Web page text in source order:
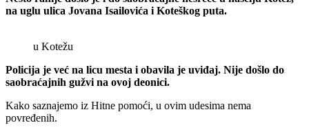
na uglu ulica Jovana Isailovića i Koteškog puta.
u Kotežu
Policija je već na licu mesta i obavila je uviđaj. Nije došlo do
saobraćajnih gužvi na ovoj deonici.
Kako saznajemo iz Hitne pomoći, u ovim udesima nema
povređenih.